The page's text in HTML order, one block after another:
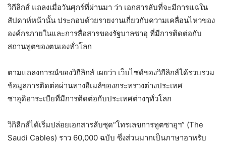
วิกีลิกส์ แถลงเมื่อวันศุกร์ที่ผ่านมา ว่า เอกสารลับที่จะมีการแฉใน
สัปดาห์หน้านั้น ประกอบด้วยรายงานเกี่ยวกับความเคลื่อนไหวของ
องค์กรภายในและการสื่อสารของรัฐบาลซาอุ ที่มีการติดต่อกับ
สถานทูตของตนเองทั่วโลก
ตามแถลงการณ์ของวิกีลิกส์ เผยว่า เว็บไซด์ของวิกีลิกส์ได้รวบรวม
ข้อมูลการติดต่อผ่านทางอีเมล์ของกระทรวงต่างประเทศ
ซาอุดิอาระเบียที่มีการติดต่อกับประเทศต่างๆทั่วโลก
วิกิลีกส์ได้เริ่มปล่อยเอกสารลับชุด“โทรเลขการทูตซาอุฯ” (The
Saudi Cables) ราว 60,000 ฉบับ ซึ่งส่วนมากเป็นภาษาอาหรับ